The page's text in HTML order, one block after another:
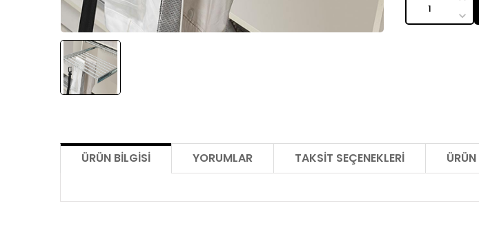
ÜRÜN BILGISI YORUMLAR TAKSIT SEÇENEKLERI ÜRÜN